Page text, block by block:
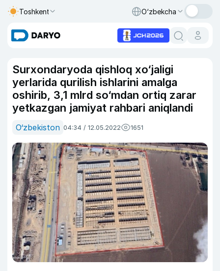
Toshkent O‘zbekcha
Surxondaryoda qishloq xo‘jaligi
yerlarida qurilish ishlarini amalga
oshirib, 3,1 mlrd so‘mdan ortiq zarar
yetkazgan jamiyat rahbari aniqlandi
O‘zbekiston 04:34 / 12.05.2022 1651